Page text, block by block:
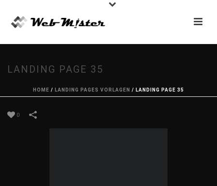
LANDING PAGE 35
HOME / LANDING PAGES VORLAGEN / LANDING PAGE 35
0